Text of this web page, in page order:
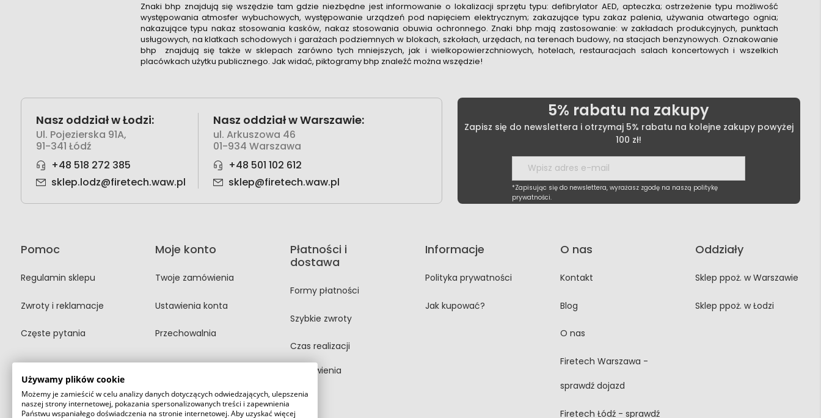
Znaki bhp znajdują się wszędzie tam gdzie niezbędne jest informowanie o lokalizacji sprzętu typu: defibrylator AED, apteczka; ostrzeżenie typu możliwość
występowania atmosfer wybuchowych, występowanie urządzeń pod napięciem elektrycznym; zakazujące typu zakaz palenia, używania otwartego ognia;
nakazujące typu nakaz stosowania kasków, nakaz stosowania obuwia ochronnego. Znaki bhp mają zastosowanie: w zakładach produkcyjnych, punktach
usługowych, na klatkach schodowych i garażach podziemnych w blokach, szkołach, urzędach, na terenach budowy, na stacjach benzynowych. Oznakowanie
bhp znajdują się także w sklepach zarówno tych mniejszych, jak i wielkopowierzchniowych, hotelach, restauracjach salach koncertowych i wszelkich
placówkach użytku publicznego. Jak widać, piktogramy bhp znaleźć można wszędzie!
Nasz oddział w Łodzi:
Ul. Pojezierska 91A,
91-341 Łódź
+48 518 272 385
sklep.lodz@firetech.waw.pl
Nasz oddział w Warszawie:
ul. Arkuszowa 46
01-934 Warszawa
+48 501 102 612
sklep@firetech.waw.pl
5% rabatu na zakupy
Zapisz się do newslettera i otrzymaj 5% rabatu na kolejne zakupy powyżej
100 zł!
*Zapisując się do newslettera, wyrażasz zgodę na naszą politykę
prywatności.
Pomoc
Regulamin sklepu
Zwroty i reklamacje
Częste pytania
Moje konto
Twoje zamówienia
Ustawienia konta
Przechowalnia
Płatności i
dostawa
Formy płatności
Szybkie zwroty
Czas realizacji
zamówienia
Informacje
Polityka prywatności
Jak kupować?
O nas
Kontakt
Blog
O nas
Firetech Warszawa -
sprawdź dojazd
Firetech Łódź - sprawdź
Oddziały
Sklep ppoż. w Warszawie
Sklep ppoż. w Łodzi
Używamy plików cookie
Możemy je zamieścić w celu analizy danych dotyczących odwiedzających, ulepszenia
naszej strony internetowej, pokazania spersonalizowanych treści i zapewnienia
Państwu wspaniałego doświadczenia na stronie internetowej. Aby uzyskać więcej